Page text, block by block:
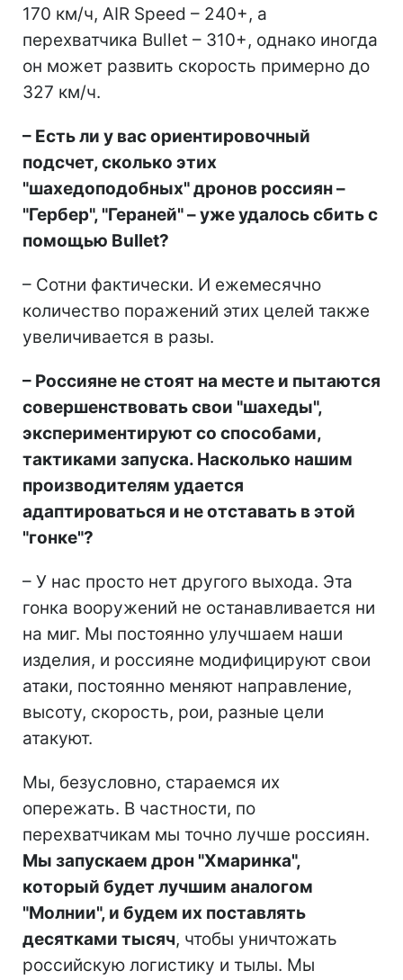
170 км/ч, AIR Speed – 240+, а
перехватчика Bullet – 310+, однако иногда
он может развить скорость примерно до
327 км/ч.
– Есть ли у вас ориентировочный
подсчет, сколько этих
"шахедоподобных" дронов россиян –
"Гербер", "Гераней" – уже удалось сбить с
помощью Bullet?
– Сотни фактически. И ежемесячно
количество поражений этих целей также
увеличивается в разы.
– Россияне не стоят на месте и пытаются
совершенствовать свои "шахеды",
экспериментируют со способами,
тактиками запуска. Насколько нашим
производителям удается
адаптироваться и не отставать в этой
"гонке"?
– У нас просто нет другого выхода. Эта
гонка вооружений не останавливается ни
на миг. Мы постоянно улучшаем наши
изделия, и россияне модифицируют свои
атаки, постоянно меняют направление,
высоту, скорость, рои, разные цели
атакуют.
Мы, безусловно, стараемся их
опережать. В частности, по
перехватчикам мы точно лучше россиян.
Мы запускаем дрон "Хмаринка",
который будет лучшим аналогом
"Молнии", и будем их поставлять
десятками тысяч, чтобы уничтожать
российскую логистику и тылы. Мы